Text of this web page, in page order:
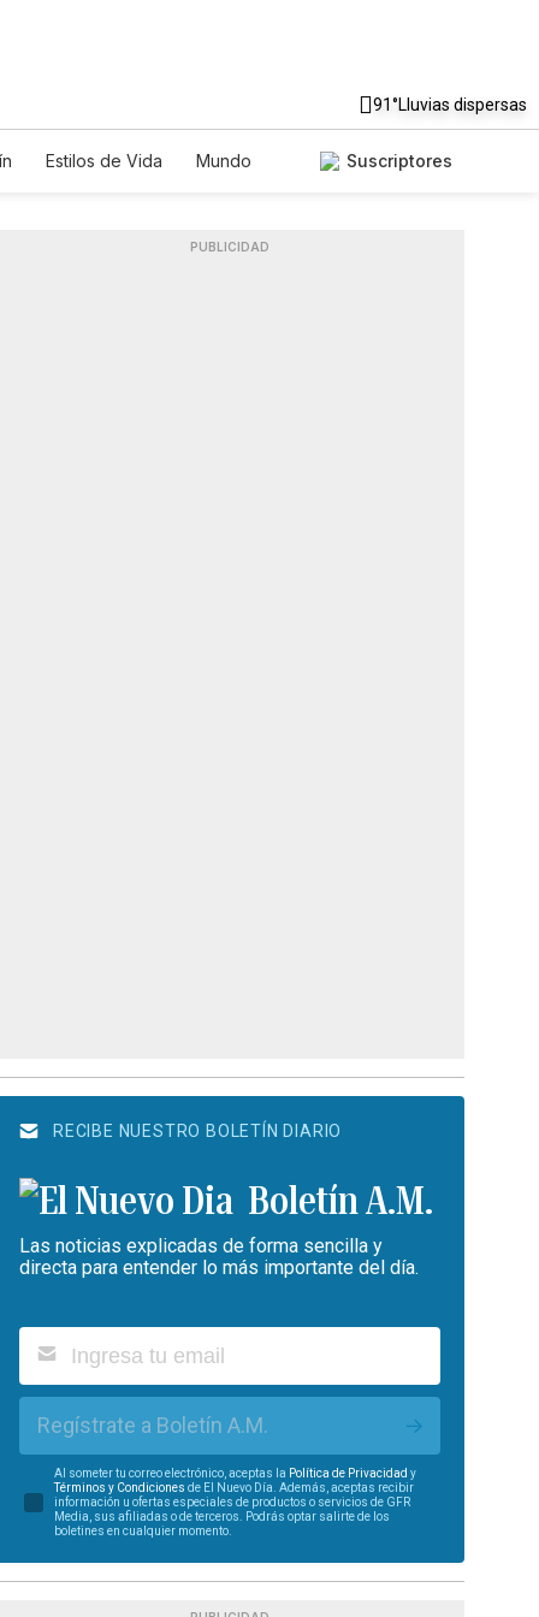
91°Lluvias dispersas
Estilos de Vida
Mundo
Suscriptores
PUBLICIDAD
RECIBE NUESTRO BOLETÍN DIARIO
Boletín A.M.
Las noticias explicadas de forma sencilla y
directa para entender lo más importante del día.
Regístrate a Boletín A.M.
Al someter tu correo electrónico, aceptas la Política de Privacidad y
Términos y Condiciones de El Nuevo Día. Además, aceptas recibir
información u ofertas especiales de productos o servicios de GFR
Media, sus afiliadas o de terceros. Podrás optar salirte de los
boletines en cualquier momento.